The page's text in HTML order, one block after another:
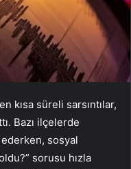
kısa süreli sarsıntılar,
Bazı ilçelerde
ederken, sosyal
sorusu hızla